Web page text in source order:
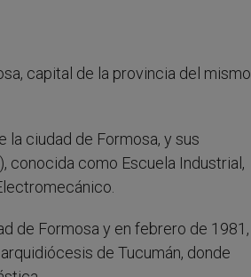
capital de la provincia del mismo
la ciudad de Formosa, y sus
conocida como Escuela Industrial,
de Formosa y en febrero de 1981,
de Tucumán, donde